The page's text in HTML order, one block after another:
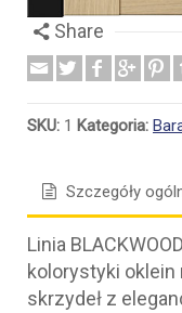
Share
SKU: 1 Kategoria:
Szczegóły
Linia
kolorystyki
skrzydeł z